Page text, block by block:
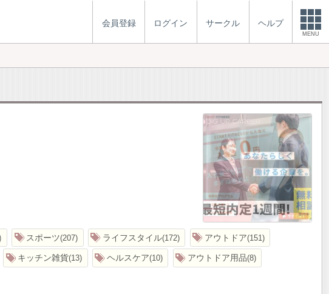
会員登録 ログイン サークル ヘルプ
MENU
スポーツ 207 ライフスタイル 172 アウトドア 151
キッチン雑貨 13 ヘルスケア 10 アウトドア用品 8